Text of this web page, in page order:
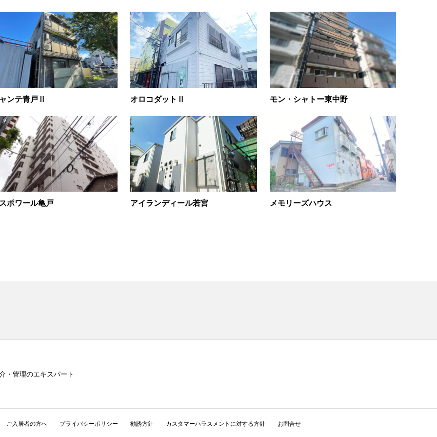
ンテ青戸Ⅱ オロコダットⅡ モン・シャトー東中野
ポワール亀戸 アイランディール若宮 メモリーズハウス
・管理のエキスパート
ご入居者の方へ プライバシーポリシー 勧誘方針 カスタマーハラスメントに対する方針 お問合せ